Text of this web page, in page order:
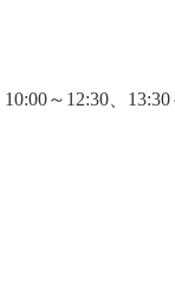
～12:30、13:30